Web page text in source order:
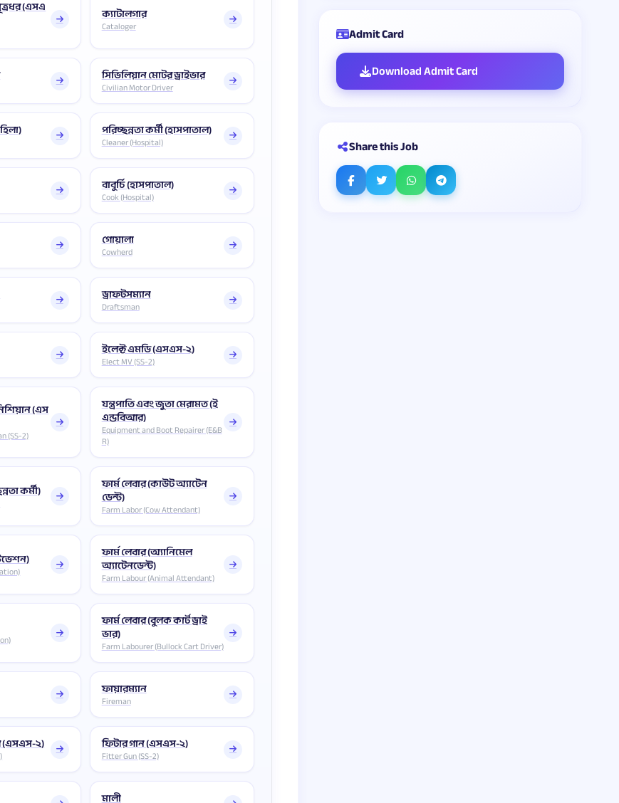
(এসএ ক্যাটালগার
Cataloger
সিভিলিয়ান মোটর ড্রাইভার
Civilian Motor Driver
পরিচ্ছন্নতা কর্মী (হাসপাতাল)
Cleaner (Hospital)
বাবুর্চি (হাসপাতাল)
Cook (Hospital)
গোয়ালা
Cowherd
ড্রাফটসম্যান
Draftsman
ইলেক্ট এমডি (এসএস-২)
Elect MV (SS-2)
(এস
(SS-2)
যন্ত্রপাতি এবং জুতা মেরামত (ই
এন্ডবিআর)
Equipment and Boot Repairer (E&B
R)
কর্মী) ফার্ম লেবার (কাউট অ্যাটেন
ডেন্ট)
Farm Labor (Cow Attendant)
ফার্ম লেবার (অ্যানিমেল
অ্যাটেনডেন্ট)
Farm Labour (Animal Attendant)
ফার্ম লেবার (বুলক কার্ট ড্রাই
ভার)
Farm Labourer (Bullock Cart Driver)
ফায়ারম্যান
Fireman
(এসএস-২) ফিটার গান (এসএস-২)
Fitter Gun (SS-2)
মালী
Admit Card
Download Admit Card
Share this Job